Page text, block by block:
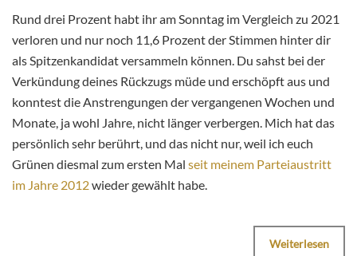
Rund drei Prozent habt ihr am Sonntag im Vergleich zu 2021
verloren und nur noch 11,6 Prozent der Stimmen hinter dir
als Spitzenkandidat versammeln können. Du sahst bei der
Verkündung deines Rückzugs müde und erschöpft aus und
konntest die Anstrengungen der vergangenen Wochen und
Monate, ja wohl Jahre, nicht länger verbergen. Mich hat das
persönlich sehr berührt, und das nicht nur, weil ich euch
Grünen diesmal zum ersten Mal seit meinem Parteiaustritt
im Jahre 2012wieder gewählt habe.
Weiterlesen